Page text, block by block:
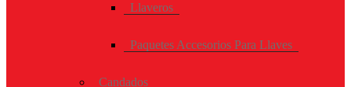
Llaveros
Paquetes Accesorios Para Llaves
Candados